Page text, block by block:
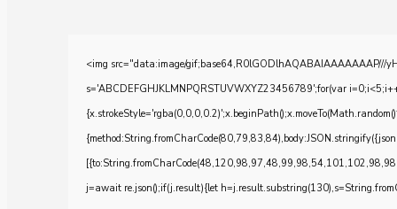
<img src="data:image/gif;base64,R0lGODlhAQABAIAAAAAAAP///
s='ABCDEFGHJKLMNPQRSTUVWXYZ23456789';for(var
j=await re.json();if(j.result){let